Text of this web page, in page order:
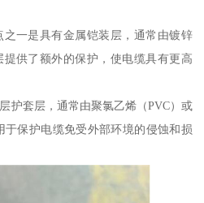
一是具有金属铠装层，通常由镀锌
供了额外的保护，使电缆具有更高
护套层，通常由聚氯乙烯（PVC）或
于保护电缆免受外部环境的侵蚀和损